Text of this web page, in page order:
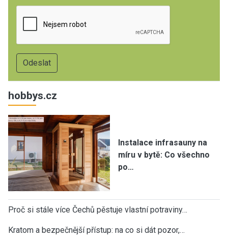
hobbys.cz
Instalace infrasauny na
míru v bytě: Co všechno
po…
Proč si stále více Čechů pěstuje vlastní potraviny…
Kratom a bezpečnější přístup: na co si dát pozor,…